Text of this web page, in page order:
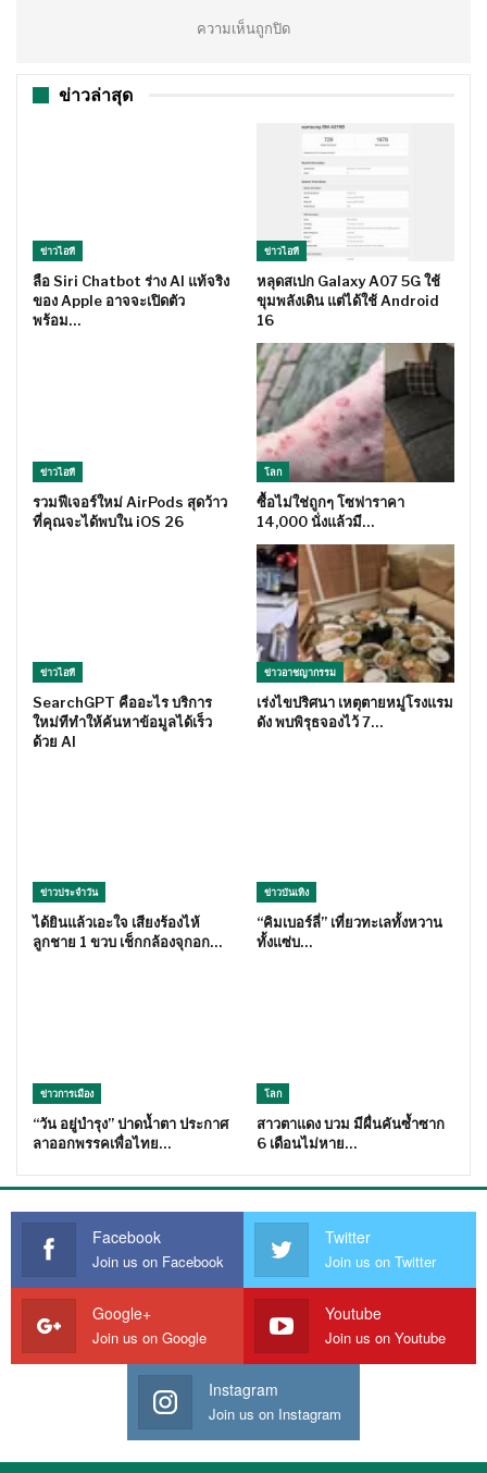
ความเห็นถูกปิด
ข่าวล่าสุด
ข่าวไอที
ลือ Siri Chatbot ร่าง AI แท้จริง
ของ Apple อาจจะเปิดตัว
พร้อม…
ข่าวไอที
หลุดสเปก Galaxy A07 5G ใช้
ขุมพลังเดิน แต่ได้ใช้ Android
16
ข่าวไอที
รวมฟีเจอร์ใหม่ AirPods สุดว้าว
ที่คุณจะได้พบใน iOS 26
โลก
ซื้อไม่ใช่ถูกๆ โซฟาราคา
14,000 นั่งแล้วมี…
ข่าวไอที
SearchGPT คืออะไร บริการ
ใหม่ทีทำให้ค้นหาข้อมูลได้เร็ว
ด้วย AI
ข่าวอาชญากรรม
เร่งไขปริศนา เหตุตายหมู่โรงแรม
ดัง พบพิรุธจองไว้ 7…
ข่าวประจำวัน
ได้ยินแล้วเอะใจ เสียงร้องไห้
ลูกชาย 1 ขวบ เช็กกล้องจุกอก…
ข่าวบันเทิง
“คิมเบอร์ลี่” เที่ยวทะเลทั้งหวาน
ทั้งแซ่บ…
ข่าวการเมือง
“วัน อยู่บำรุง” ปาดน้ำตา ประกาศ
ลาออกพรรคเพื่อไทย…
โลก
สาวตาแดง บวม มีผื่นคันซ้ำซาก
6 เดือนไม่หาย…
Facebook
Join us on Facebook
Twitter
Join us on Twitter
Google+
Join us on Google
Youtube
Join us on Youtube
Instagram
Join us on Instagram